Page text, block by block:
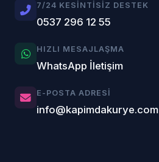
7/24 KESINTISIZ DESTEK
0537 296 12 55
HIZLI MESAJLAŞMA
WhatsApp İletişim
E-POSTA ADRESI
info@kapimdakurye.com